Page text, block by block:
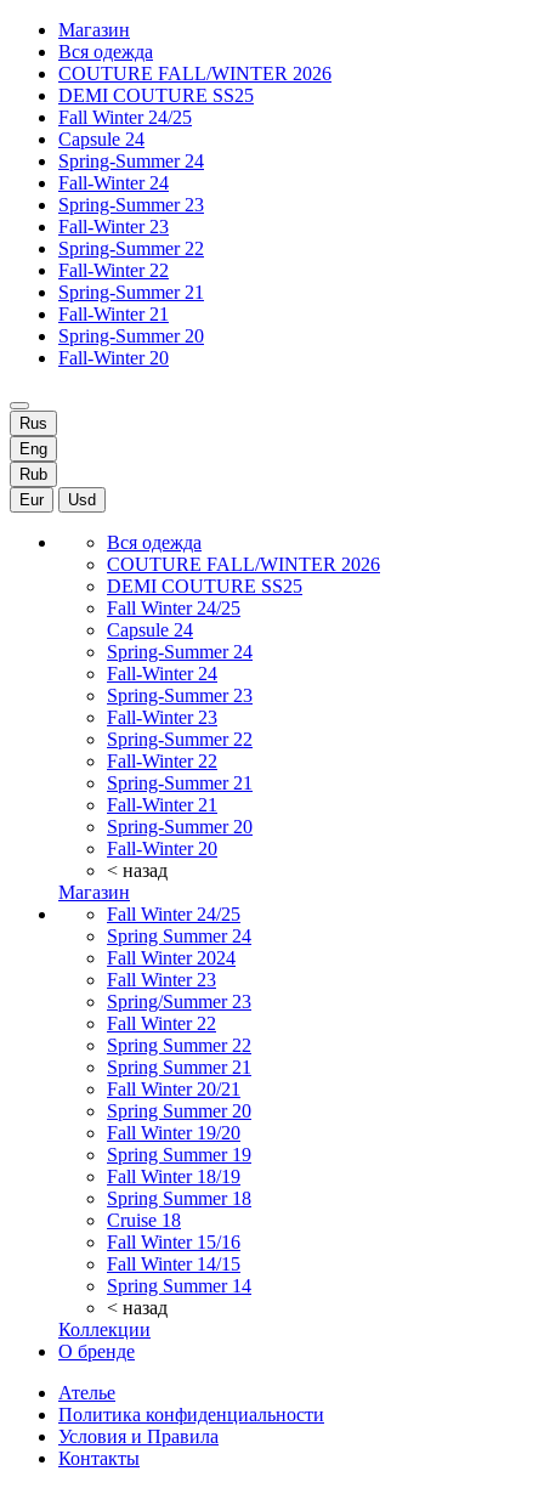
Магазин
Вся одежда
COUTURE FALL/WINTER 2026
DEMI COUTURE SS25
Fall Winter 24/25
Capsule 24
Spring-Summer 24
Fall-Winter 24
Spring-Summer 23
Fall-Winter 23
Spring-Summer 22
Fall-Winter 22
Spring-Summer 21
Fall-Winter 21
Spring-Summer 20
Fall-Winter 20
Rus
Eng
Rub
Eur
Usd
Вся одежда
COUTURE FALL/WINTER 2026
DEMI COUTURE SS25
Fall Winter 24/25
Capsule 24
Spring-Summer 24
Fall-Winter 24
Spring-Summer 23
Fall-Winter 23
Spring-Summer 22
Fall-Winter 22
Spring-Summer 21
Fall-Winter 21
Spring-Summer 20
Fall-Winter 20
< назад
Магазин
Fall Winter 24/25
Spring Summer 24
Fall Winter 2024
Fall Winter 23
Spring/Summer 23
Fall Winter 22
Spring Summer 22
Spring Summer 21
Fall Winter 20/21
Spring Summer 20
Fall Winter 19/20
Spring Summer 19
Fall Winter 18/19
Spring Summer 18
Cruise 18
Fall Winter 15/16
Fall Winter 14/15
Spring Summer 14
< назад
Коллекции
О бренде
Ателье
Политика конфиденциальности
Условия и Правила
Контакты